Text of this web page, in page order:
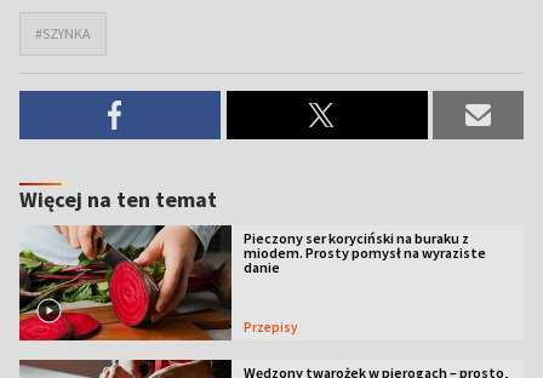
#SZYNKA
Więcej na ten temat
Pieczony ser koryciński na buraku z
miodem. Prosty pomysł na wyraziste
danie
Przepisy
Wędzony twarożek w pierogach – prosto,